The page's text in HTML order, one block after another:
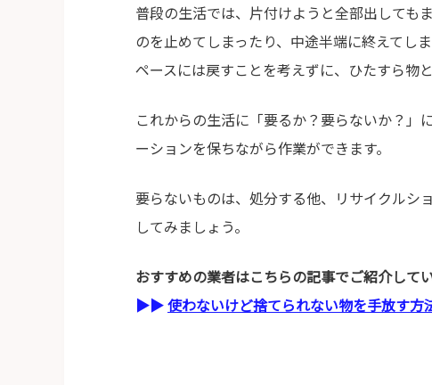
普段の生活では、片付けようと全部出しても
のを止めてしまったり、中途半端に終えてし
ペースには戻すことを考えずに、ひたすら物
これからの生活に「要るか？要らないか？」
ーションを保ちながら作業ができます。
要らないものは、処分する他、リサイクルシ
してみましょう。
おすすめの業者はこちらの記事でご紹介して
▶▶使わないけど捨てられない物を手放す方